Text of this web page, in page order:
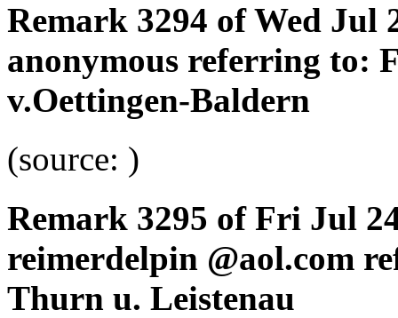
Remark 3294 of Wed Jul
anonymous referring to:
v.Oettingen-Baldern
(source: )
Remark 3295 of Fri Jul
reimerdelpin @aol.com
Thurn u. Leistenau